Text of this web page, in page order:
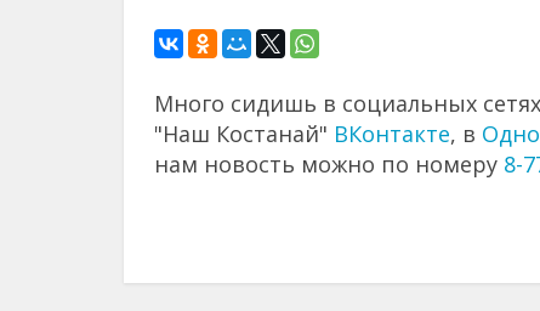
Много сидишь в социальных
"Наш Костанай" ВКонтакте, в
нам новость можно по номеру 8-